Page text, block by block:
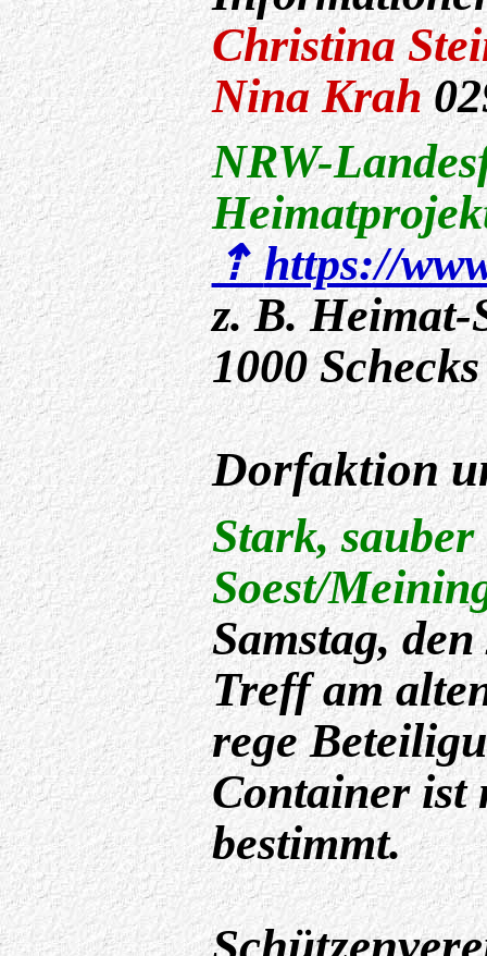
Christina
Nina Krah
NRW-
https://
z. B. Heimat-
1000
Dorfaktion
Stark, sauber
Soest/
Samstag,
Treff am
rege
Container ist
bestimmt.